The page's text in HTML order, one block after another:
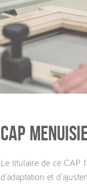
CAP
Le titulaire de ce CAP
d'adaptation et